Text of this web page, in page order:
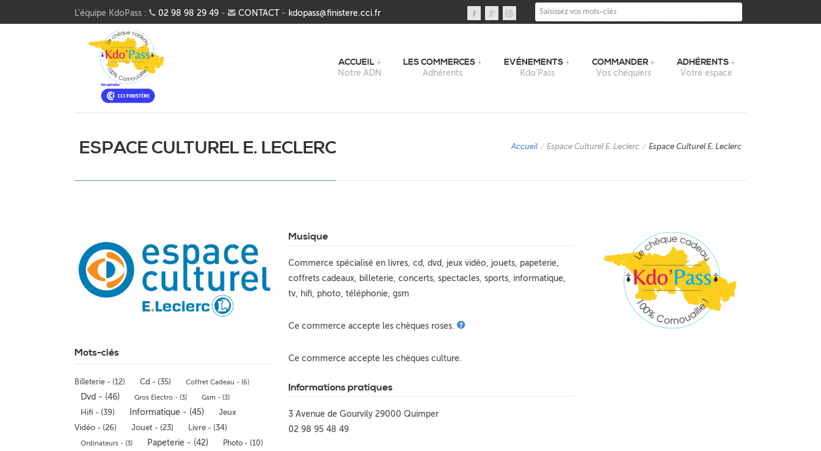
Aller au contenu principal
L'équipe KdoPass : 02 98 98 29 49 - CONTACT - kdopass@finistere.cci.fr Saisissez vos mots-clés
ACCUEIL
Notre ADN
LES COMMERCES
Adhérents
EVÉNEMENTS
Kdo'Pass
COMMANDER
Vos chéquiers
ADHÉRENTS
Votre espace
ESPACE CULTUREL E. LECLERC Accueil / Espace Culturel E. Leclerc / Espace Culturel E. Leclerc
Mots-clés
Billeterie - (12) Cd - (35) Coffret Cadeau - (6)
Dvd - (46) Gros Électro - (3) Gsm - (3)
Hifi - (39) Informatique - (45)
Jeux
Vidéo - (26)
Jouet - (23) Livre - (34)
Ordinateurs - (3) Papeterie - (42) Photo - (10)
Musique
Commerce spécialisé en livres, cd, dvd, jeux vidéo, jouets, papeterie,
coffrets cadeaux, billeterie, concerts, spectacles, sports, informatique,
tv, hifi, photo, téléphonie, gsm
Ce commerce accepte les chèques roses.
Ce commerce accepte les chèques culture.
Informations pratiques
3 Avenue de Gourvily 29000 Quimper
02 98 95 48 49